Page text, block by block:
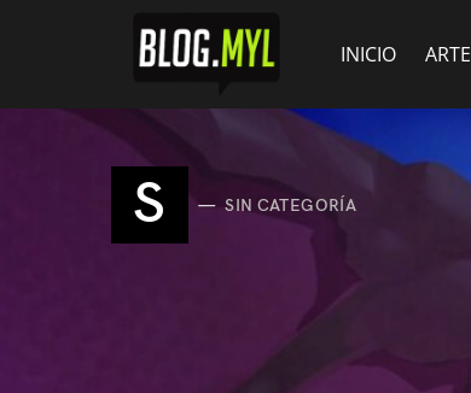
INICIO ARTE
S SIN CATEGORÍA